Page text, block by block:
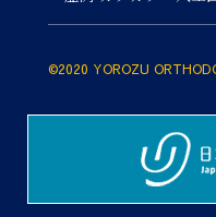
©2020 YOROZU